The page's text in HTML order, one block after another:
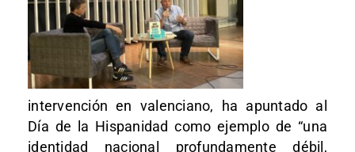
intervención en valenciano, ha apuntado al
Día de la Hispanidad como ejemplo de “una
identidad nacional profundamente débil,